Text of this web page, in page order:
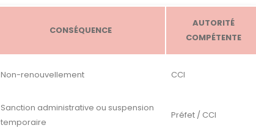
CONSÉQUENCE
AUTORITÉ
COMPÉTENTE
Non-renouvellement CCI
Sanction administrative ou suspension
temporaire
Préfet / CCI